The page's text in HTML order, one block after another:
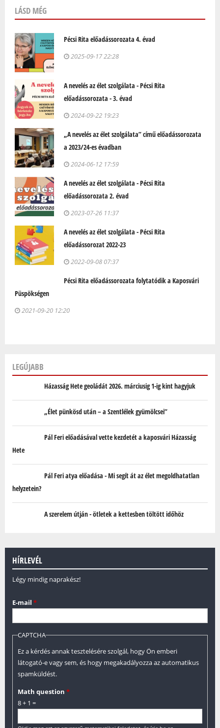
LÁSD MÉG
Pécsi Rita előadássorozata 4. évad
2025-09-17 22:28
A nevelés az élet szolgálata - Pécsi Rita
előadássorozata - 3. évad
2024-09-22 19:23
„A nevelés az élet szolgálata” című előadássorozata
a 2023/24-es évadban
2024-06-12 17:59
A nevelés az élet szolgálata - Pécsi Rita
előadássorozata 2. évad
2023-07-26 11:37
A nevelés az élet szolgálata - Pécsi Rita
előadássorozat 2022-23
2022-09-08 07:37
Pécsi Rita előadássorozata folytatódik a Kaposvári
Püspökségen
2021-09-20 12:20
LEGÚJABB
Házasság Hete geoládát 2026. márciusig 1-ig kint hagyjuk
„Élet pünkösd után – a Szentlélek gyümölcsei”
Pál Feri előadásával vette kezdetét a kaposvári Házasság
Hete
Pál Feri atya előadása - Mi segít át az élet megoldhatatlan
helyzetein?
A szerelem útján - ötletek a kettesben töltött időhöz
HÍRLEVÉL
Légy mindig naprakész!
E-mail *
CAPTCHA
Ez a kérdés annak tesztelésére szolgál, hogy Ön emberi
látogató-e vagy sem, és hogy megakadályozza az automatikus
spamküldést.
Math question *
8 + 1 =